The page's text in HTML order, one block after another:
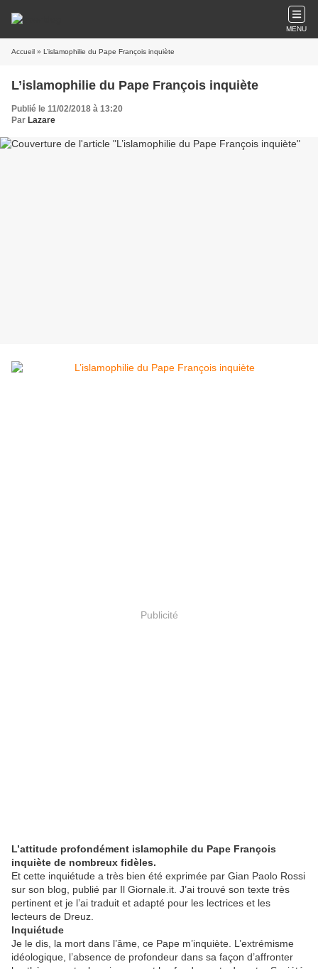
MENU
Accueil » L’islamophilie du Pape François inquiète
L’islamophilie du Pape François inquiète
Publié le 11/02/2018 à 13:20
Par Lazare
Publicité
L’attitude profondément islamophile du Pape François
inquiète de nombreux fidèles.
Et cette inquiétude a très bien été exprimée par Gian Paolo Rossi
sur son blog, publié par Il Giornale.it. J’ai trouvé son texte très
pertinent et je l’ai traduit et adapté pour les lectrices et les
lecteurs de Dreuz.
Inquiétude
Je le dis, la mort dans l’âme, ce Pape m’inquiète. L’extrémisme
idéologique, l’absence de profondeur dans sa façon d’affronter